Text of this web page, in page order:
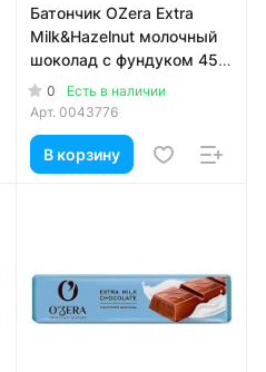
Батончик OZera Extra
Milk&Hazelnut молочный
шоколад с фундуком 45
гр 0
Есть в наличии
Арт. 0043776
В корзину